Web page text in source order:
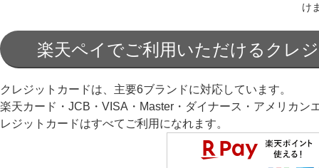
け
楽天ペイでご利用いただけるクレ
クレジットカードは、主要6ブランドに対応しています。
楽天カード・JCB・VISA・Master・ダイナース・アメリカン
レジットカードはすべてご利用になれます。